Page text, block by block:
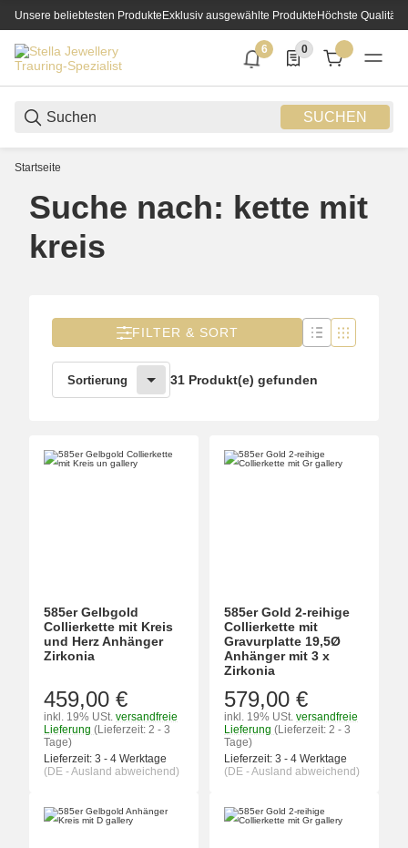
Unsere beliebtesten ProdukteExklusiv ausgewählte ProdukteHöchste Qualität
SUCHEN
6
6 neue Notifizierungen
0
0 Produkte in der
Startseite
Suche nach: kette mit
kreis
FILTER & SORT
Sortierung 31 Produkt(e) gefunden
585er Gelbgold
Collierkette mit Kreis
und Herz Anhänger
Zirkonia
459,00 €
inkl. 19% USt. versandfreie
Lieferung (Lieferzeit: 2 - 3
Tage)
Lieferzeit: 3 - 4 Werktage
(DE - Ausland abweichend)
585er Gold 2-reihige
Collierkette mit
Gravurplatte 19,5Ø
Anhänger mit 3 x
Zirkonia
579,00 €
inkl. 19% USt. versandfreie
Lieferung (Lieferzeit: 2 - 3
Tage)
Lieferzeit: 3 - 4 Werktage
(DE - Ausland abweichend)